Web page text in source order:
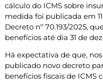
cálculo do ICMS sobre
medida foi publicada em
Decreto nº 70.193/2025,
benefícios até dia 31 de
Há expectativa de que,
publicado novo decreto
benefícios fiscais de ICMS